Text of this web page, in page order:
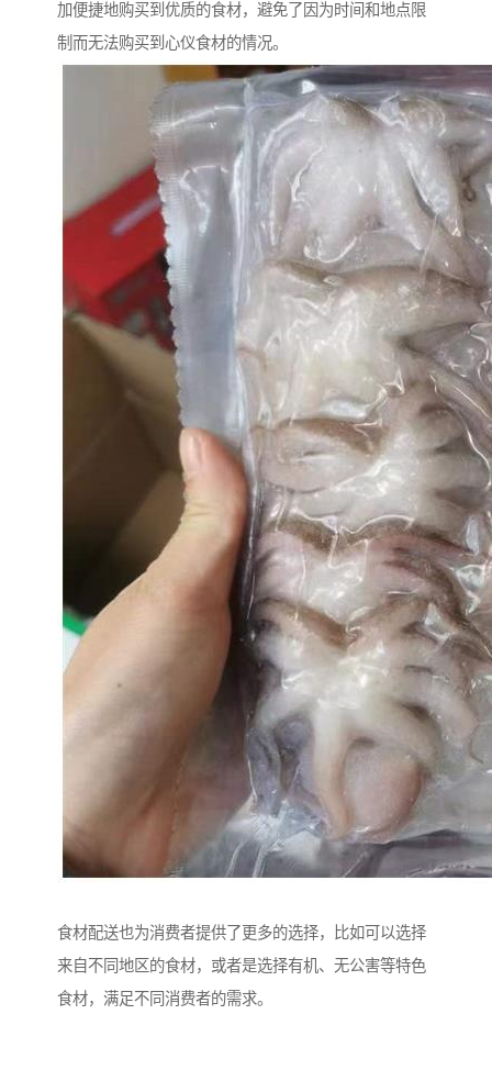
加便捷地购买到优质的食材，避免了因为时间和地点限
制而无法购买到心仪食材的情况。
食材配送也为消费者提供了更多的选择，比如可以选择
来自不同地区的食材，或者是选择有机、无公害等特色
食材，满足不同消费者的需求。